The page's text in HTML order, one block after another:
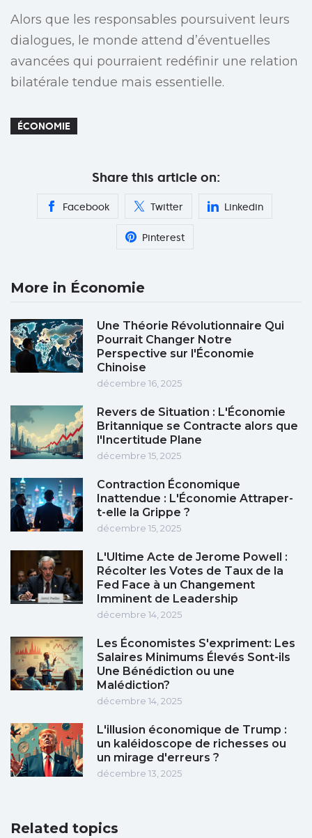
Alors que les responsables poursuivent leurs
dialogues, le monde attend d’éventuelles
avancées qui pourraient redéfinir une relation
bilatérale tendue mais essentielle.
ÉCONOMIE
Share this article on:
Facebook Twitter Linkedin
Pinterest
More in Économie
Une Théorie Révolutionnaire Qui
Pourrait Changer Notre
Perspective sur l'Économie
Chinoise
décembre 16, 2025
Revers de Situation : L'Économie
Britannique se Contracte alors que
l'Incertitude Plane
décembre 15, 2025
Contraction Économique
Inattendue : L'Économie Attraper-
t-elle la Grippe ?
décembre 15, 2025
L'Ultime Acte de Jerome Powell :
Récolter les Votes de Taux de la
Fed Face à un Changement
Imminent de Leadership
décembre 14, 2025
Les Économistes S'expriment: Les
Salaires Minimums Élevés Sont-ils
Une Bénédiction ou une
Malédiction?
décembre 14, 2025
L'illusion économique de Trump :
un kaléidoscope de richesses ou
un mirage d'erreurs ?
décembre 13, 2025
Related topics